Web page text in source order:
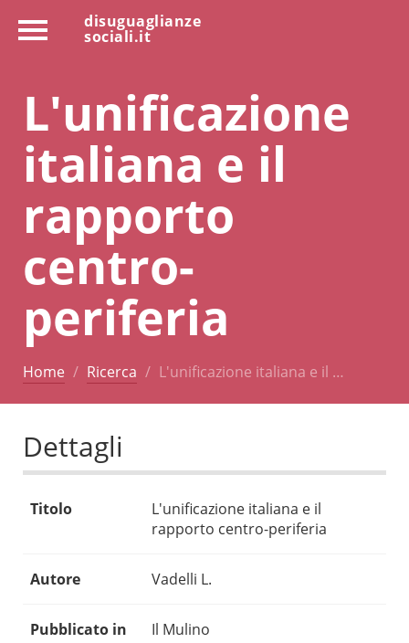
disuguaglianze
sociali.it
L'unificazione
italiana e il
rapporto
centro-
periferia
Home Ricerca L'unificazione italiana e il …
Dettagli
Titolo
L'unificazione italiana e il
rapporto centro-periferia
Autore Vadelli L.
Pubblicato in Il Mulino